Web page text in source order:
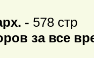
- 578 стр
за все